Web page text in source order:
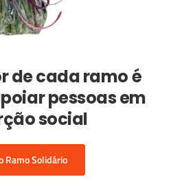
de cada ramo é
pessoas em
social
Ramo Solidário